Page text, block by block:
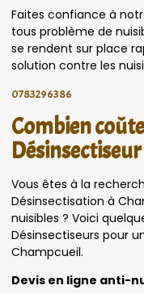
Faites confiance à
tous problème de
se rendent sur place
solution contre les
0783296386
Combien
Vous êtes à la
Désinsectisation à
nuisibles ? Voici
Désinsectiseurs pour
Champcueil.
Devis en ligne anti-